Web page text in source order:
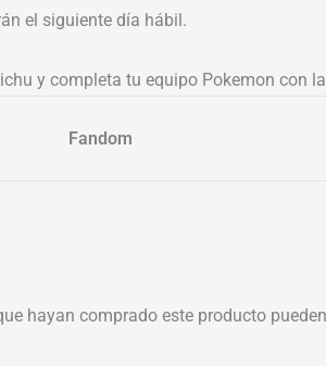
el siguiente día hábil.
y completa tu equipo Pokemon con
Fandom
hayan comprado este producto